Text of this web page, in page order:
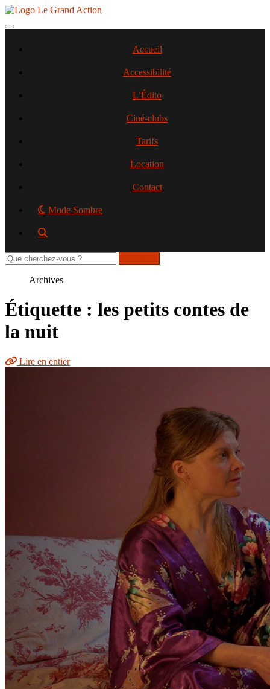
Aller
contenu
Toggle navigation
Accueil
Accessibilité
L’Édito
Ciné-clubs
Tarifs
Location
Contact
Mode Sombre
Rechercher
sur
Archives
Étiquette : les petits contes de
la nuit
Lire en entier